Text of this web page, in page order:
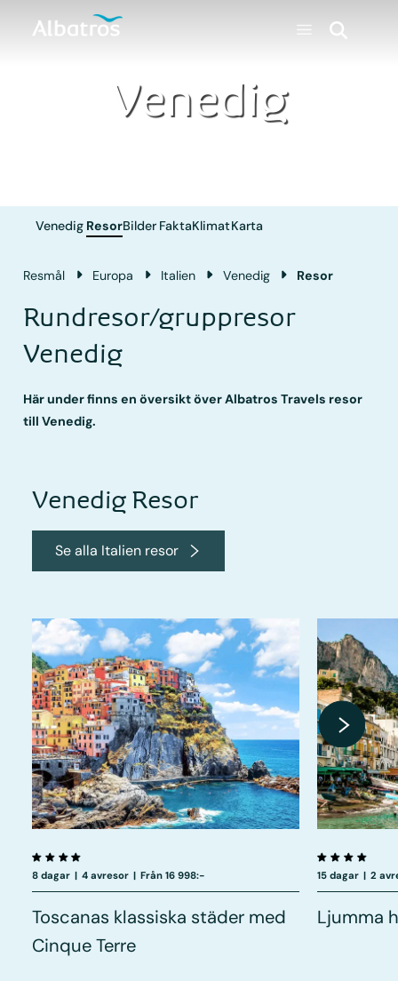
Venedig
Venedig ResorBilder FaktaKlimatKarta
Resmål Europa Italien Venedig Resor
Rundresor/gruppresor
Venedig
Här under finns en översikt över Albatros Travels resor
till Venedig.
Venedig Resor
Se alla Italien resor
8 dagar | 4 avresor | Från 16 998:-
Toscanas klassiska städer med
Cinque Terre
15 dagar | 2
Ljumma